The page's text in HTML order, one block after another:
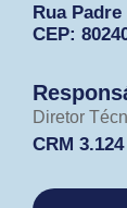
Rua
CEP:
Diretor
CRM